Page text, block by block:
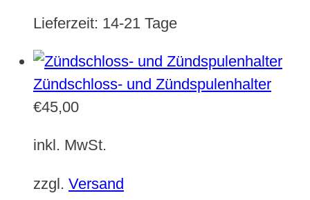
Lieferzeit: 14-21 Tage
Zündschloss- und Zündspulenhalter
€45,00
inkl. MwSt.
zzgl. Versand